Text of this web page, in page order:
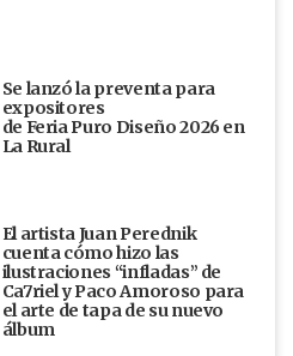
Se lanzó la preventa para
expositores
de Feria Puro Diseño 2026 en
La Rural
El artista Juan Perednik
cuenta cómo hizo las
ilustraciones “infladas” de
Ca7riel y Paco Amoroso para
el arte de tapa de su nuevo
álbum